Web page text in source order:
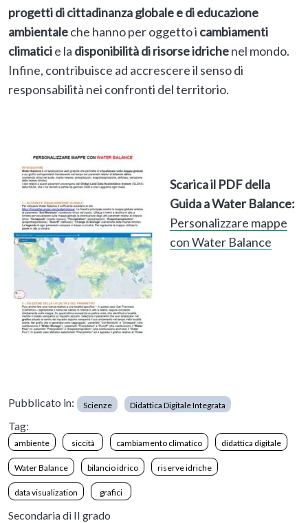
progetti di cittadinanza globale e di educazione
ambientaleche hanno per oggetto i cambiamenti
climaticie la disponibilità di risorse idrichenel mondo.
Infine, contribuisce ad accrescere il senso di
responsabilità nei confronti del territorio.
Scarica il PDF della
Guida a Water Balance:
Personalizzare mappe
con Water Balance
Pubblicato in: Scienze Didattica Digitale Integrata
Tag:
ambiente siccità cambiamento climatico didattica digitale
Water Balance bilancio idrico riserve idriche
data visualization grafici
Secondaria di II grado